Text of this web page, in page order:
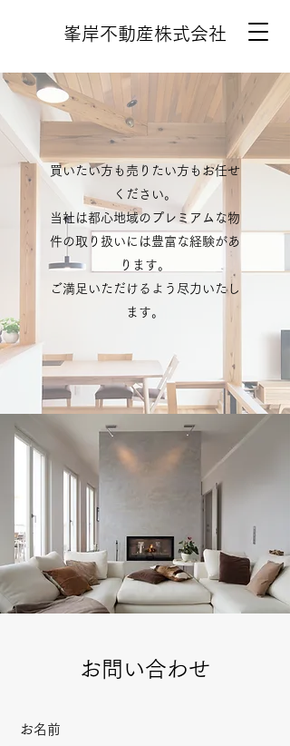
峯岸不動産株式会社
買いたい方も売りたい方もお任せ
ください。
当社は都心地域のプレミアムな物
件の取り扱いには豊富な経験があ
ります。
ご満足いただけるよう尽力いたし
ます。
お問い合わせ